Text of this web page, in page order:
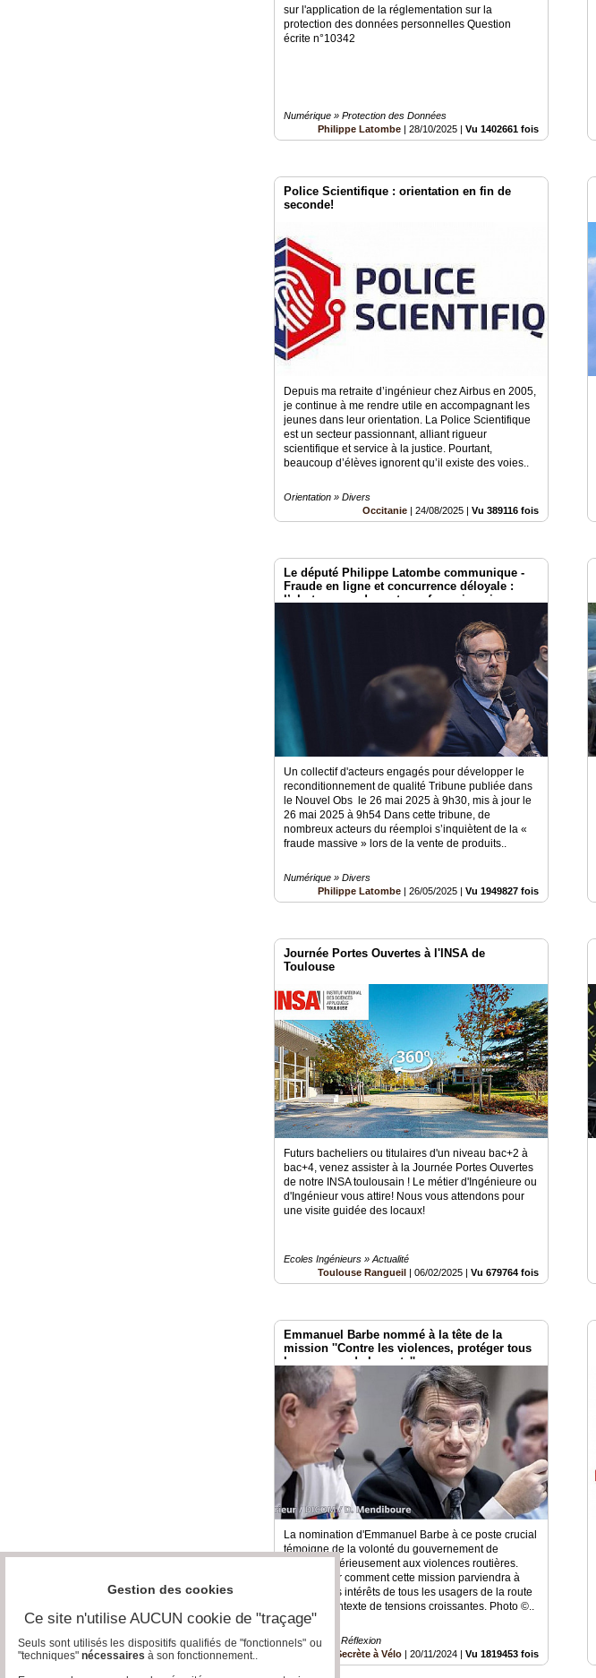
sur l'application de la réglementation sur la
protection des données personnelles Question
écrite n°10342
Numérique » Protection des Données
Philippe Latombe |28/10/2025 |Vu 1402661 fois
Police Scientifique : orientation en fin de
seconde!
Depuis ma retraite d’ingénieur chez Airbus en 2005,
je continue à me rendre utile en accompagnant les
jeunes dans leur orientation. La Police Scientifique
est un secteur passionnant, alliant rigueur
scientifique et service à la justice. Pourtant,
beaucoup d’élèves ignorent qu’il existe des voies..
Orientation » Divers
Occitanie |24/08/2025 |Vu 389116 fois
Le député Philippe Latombe communique -
Fraude en ligne et concurrence déloyale :
l’alerte rouge des acteurs français qui
Un collectif d'acteurs engagés pour développer le
reconditionnement de qualité Tribune publiée dans
le Nouvel Obs le 26 mai 2025 à 9h30, mis à jour le
26 mai 2025 à 9h54 Dans cette tribune, de
nombreux acteurs du réemploi s’inquiètent de la «
fraude massive » lors de la vente de produits..
Numérique » Divers
Philippe Latombe |26/05/2025 |Vu 1949827 fois
Journée Portes Ouvertes à l'INSA de
Toulouse
Futurs bacheliers ou titulaires d'un niveau bac+2 à
bac+4, venez assister à la Journée Portes Ouvertes
de notre INSA toulousain ! Le métier d'Ingénieure ou
d'Ingénieur vous attire! Nous vous attendons pour
une visite guidée des locaux!
Ecoles Ingénieurs » Actualité
Toulouse Rangueil |06/02/2025 |Vu 679764 fois
Emmanuel Barbe nommé à la tête de la
mission ''Contre les violences, protéger tous
les usagers de la route''
La nomination d'Emmanuel Barbe à ce poste crucial
témoigne de la volonté du gouvernement de
s'attaquer sérieusement aux violences routières.
Reste à voir comment cette mission parviendra à
concilier les intérêts de tous les usagers de la route
dans un contexte de tensions croissantes. Photo ©..
Prévention » Réflexion
France Secrète à Vélo |20/11/2024 |Vu 1819453 fois
Gestion des cookies
Ce site n'utilise AUCUN cookie de "traçage"
Seuls sont utilisés les dispositifs qualifiés de "fonctionnels" ou
"techniques" nécessaires à son fonctionnement..